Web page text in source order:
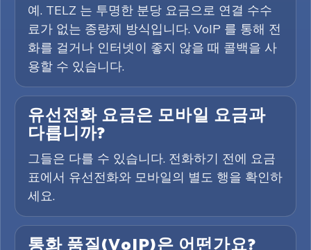
예. TELZ 는 투명한 분당 요금으로 연결 수수
료가 없는 종량제 방식입니다. VoIP 를 통해 전
화를 걸거나 인터넷이 좋지 않을 때 콜백을 사
용할 수 있습니다.
유선전화 요금은 모바일 요금과
다릅니까?
그들은 다를 수 있습니다. 전화하기 전에 요금
표에서 유선전화와 모바일의 별도 행을 확인하
세요.